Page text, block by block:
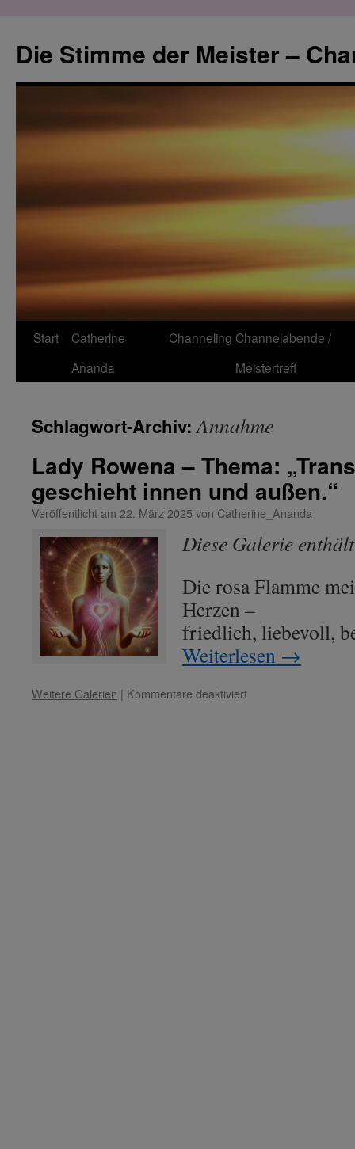
springen
Die Stimme der Meister –
Start
Catherine
Ananda
Channeling Channelabende /
Meistertreff
Schlagwort-Archiv:Annahme
Lady Rowena – Thema:
geschieht innen und außen.“
Veröffentlicht am 22. März 2025 von Catherine_Ananda
Diese Galerie
Die rosa Flamme
Herzen –
friedlich, liebevoll,
Weiterlesen →
Weitere Galerien | Kommentare deaktiviertfür